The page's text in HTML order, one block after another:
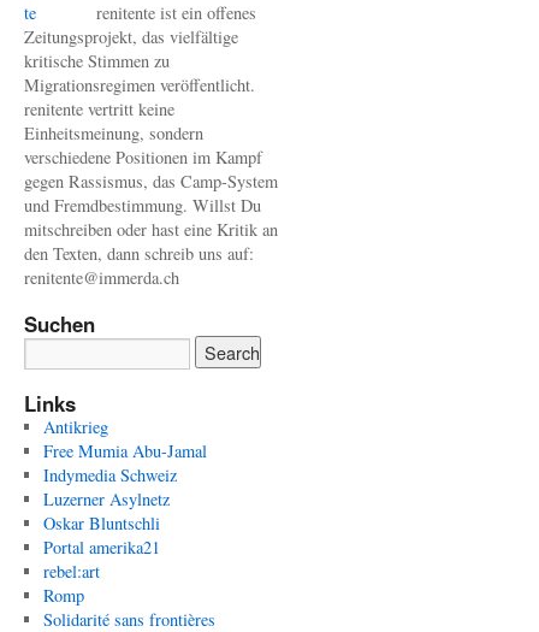
renitente ist ein offenes
Zeitungsprojekt, das vielfältige
kritische Stimmen zu
Migrationsregimen veröffentlicht.
renitente vertritt keine
Einheitsmeinung, sondern
verschiedene Positionen im Kampf
gegen Rassismus, das Camp-System
und Fremdbestimmung. Willst Du
mitschreiben oder hast eine Kritik an
den Texten, dann schreib uns auf:
renitente@immerda.ch
Suchen
Links
Antikrieg
Free Mumia Abu-Jamal
Indymedia Schweiz
Luzerner Asylnetz
Oskar Bluntschli
Portal amerika21
rebel:art
Romp
Solidarité sans frontières